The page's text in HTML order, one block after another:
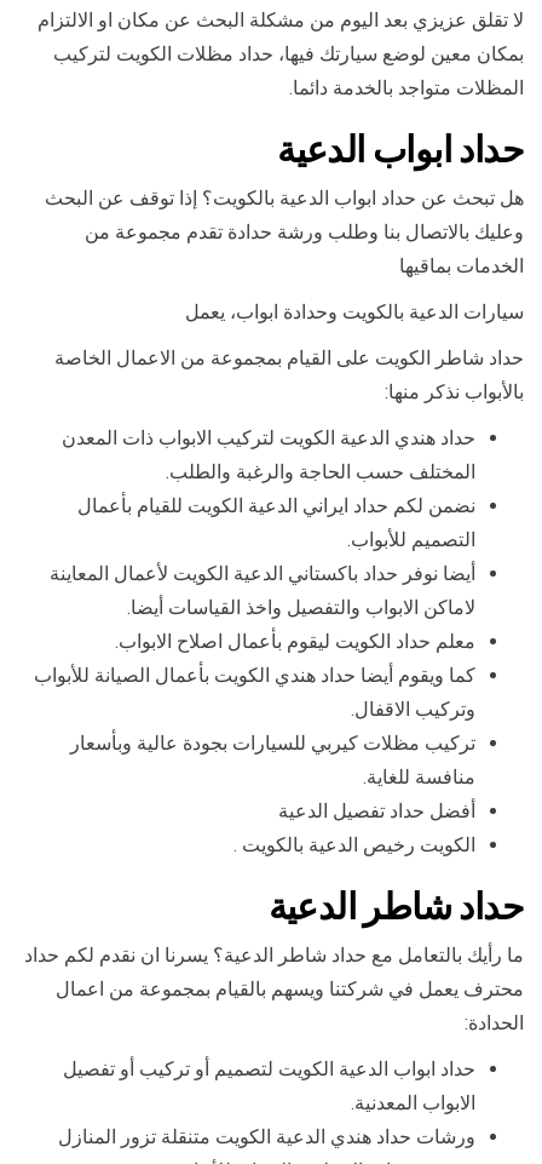
لا تقلق عزيزي بعد اليوم من مشكلة البحث عن مكان او الالتزام
بمكان معين لوضع سيارتك فيها، حداد مظلات الكويت لتركيب
المظلات متواجد بالخدمة دائما.
حداد ابواب الدعية
هل تبحث عن حداد ابواب الدعية بالكويت؟ إذا توقف عن البحث
وعليك بالاتصال بنا وطلب ورشة حدادة تقدم مجموعة من
الخدمات بماقيها
سيارات الدعية بالكويت وحدادة ابواب، يعمل
حداد شاطر الكويت على القيام بمجموعة من الاعمال الخاصة
بالأبواب نذكر منها:
حداد هندي الدعية الكويت لتركيب الابواب ذات المعدن
المختلف حسب الحاجة والرغبة والطلب.
نضمن لكم حداد ايراني الدعية الكويت للقيام بأعمال
التصميم للأبواب.
أيضا نوفر حداد باكستاني الدعية الكويت لأعمال المعاينة
لاماكن الابواب والتفصيل واخذ القياسات أيضا.
معلم حداد الكويت ليقوم بأعمال اصلاح الابواب.
كما ويقوم أيضا حداد هندي الكويت بأعمال الصيانة للأبواب
وتركيب الاقفال.
تركيب مظلات كيربي للسيارات بجودة عالية وبأسعار
منافسة للغاية.
أفضل حداد تفصيل الدعية
الكويت رخيص الدعية بالكويت .
حداد شاطر الدعية
ما رأيك بالتعامل مع حداد شاطر الدعية؟ يسرنا ان نقدم لكم حداد
محترف يعمل في شركتنا ويسهم بالقيام بمجموعة من اعمال
الحدادة:
حداد ابواب الدعية الكويت لتصميم أو تركيب أو تفصيل
الابواب المعدنية.
ورشات حداد هندي الدعية الكويت متنقلة تزور المنازل